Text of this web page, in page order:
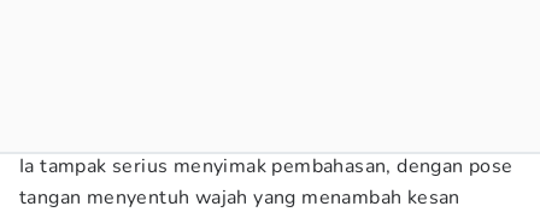
Ia tampak serius menyimak pembahasan, dengan pose
tangan menyentuh wajah yang menambah kesan